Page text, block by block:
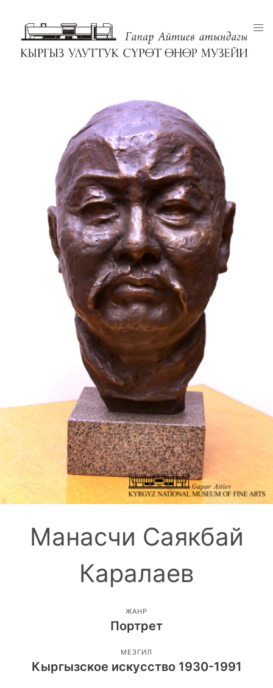
Манасчи Саякбай
Каралаев
ЖАНР
Портрет
МЕЗГИЛ
Кыргызское искусство 1930-1991